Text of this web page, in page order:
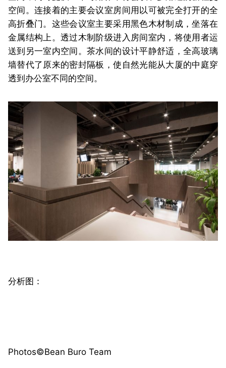
空间。连接着的主要会议室房间用以可被完全打开的全
高折叠门。这些会议室主要采用黑色木材制成，坐落在
金属结构上。透过木制阶级进入房间室内，将使用者运
送到另一室内空间。茶水间的设计平静舒适，全高玻璃
墙替代了原来的密封隔板，使自然光能从大厦的中庭穿
透到办公室不同的空间。
分析图：
Photos©️Bean Buro Team